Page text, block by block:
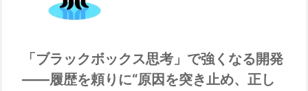
「ブラックボックス思考」で強くなる開発
――履歴を頼りに“原因を突き止め、正し